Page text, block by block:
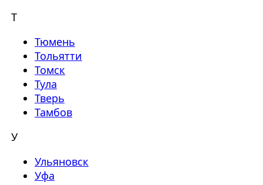
Т
Тюмень
Тольятти
Томск
Тула
Тверь
Тамбов
У
Ульяновск
Уфа